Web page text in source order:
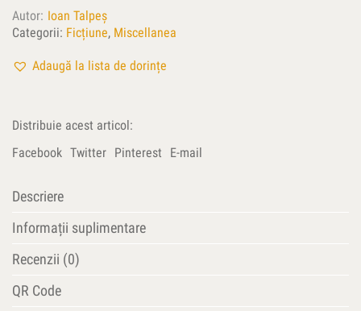
Autor Ioan Talpeş
Categorii: Ficțiune, Miscellanea
Adaugă la lista de dorințe
Distribuie acest articol:
Facebook Twitter Pinterest E-mail
Descriere
Informații suplimentare
Recenzii (0)
QR Code